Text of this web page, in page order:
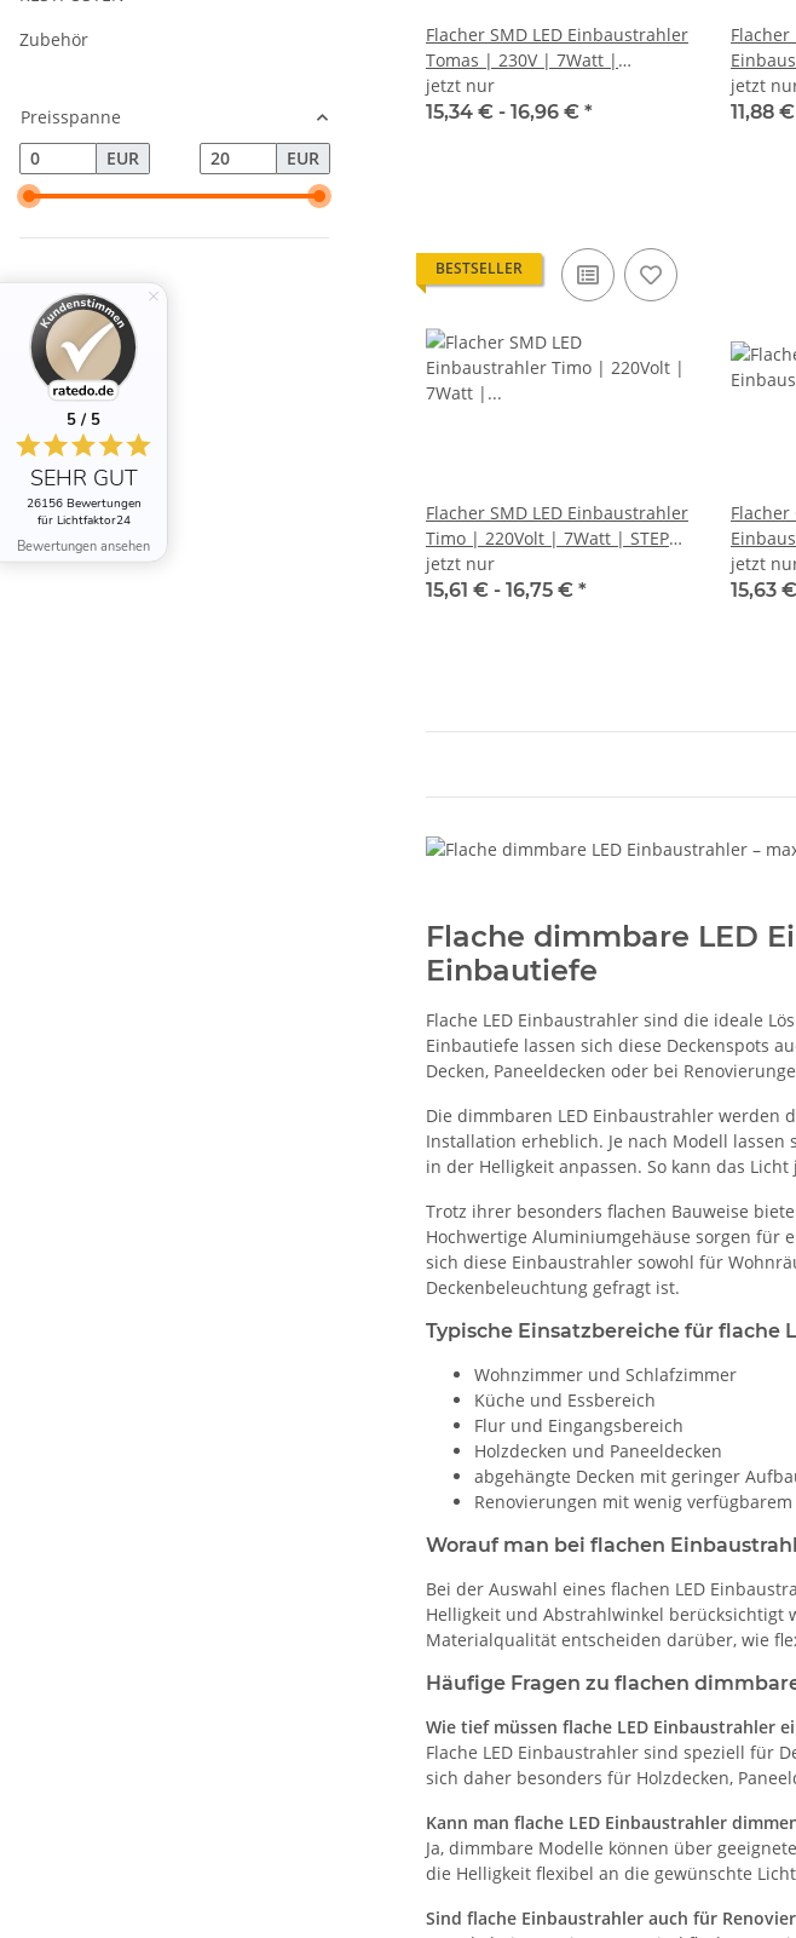
Flacher SMD LED Einbaustrahler
Tomas | 230V | 7Watt |
DIMMBAR | ET=30mm
jetzt nur
15,34 € - 16,96 € *
Flacher
5W |
jetzt
11,88
BESTSELLER
Flacher SMD LED Einbaustrahler
Timo | 220Volt | 7Watt | STEP
DIMMBAR | ET=32mm
jetzt nur
15,61 € - 16,75 € *
Flacher
5Watt -
jetzt
15,63
Flache dimmbare LED
Einbautiefe
Flache LED Einbaustrahler sind die ideale
Einbautiefe lassen sich diese Deckenspots
Decken, Paneeldecken oder bei
Die dimmbaren LED Einbaustrahler werden
Installation erheblich. Je nach Modell
in der Helligkeit anpassen. So kann das
Trotz ihrer besonders flachen Bauweise
Hochwertige Aluminiumgehäuse sorgen für
sich diese Einbaustrahler sowohl für
Deckenbeleuchtung gefragt ist.
Typische Einsatzbereiche für flache
Wohnzimmer und Schlafzimmer
Küche und Essbereich
Flur und Eingangsbereich
Holzdecken und Paneeldecken
abgehängte Decken mit geringer
Renovierungen mit wenig
Worauf man bei flachen
Bei der Auswahl eines flachen LED
Helligkeit und Abstrahlwinkel berücksichtigt
Materialqualität entscheiden darüber, wie
Häufige Fragen zu flachen
Wie tief müssen flache LED Einbaustrahler
Flache LED Einbaustrahler sind speziell für
sich daher besonders für Holzdecken,
Kann man flache LED Einbaustrahler
Ja, dimmbare Modelle können über
die Helligkeit flexibel an die gewünschte
Sind flache Einbaustrahler auch für
Zubehör
Preisspanne
EUR
EUR
5 / 5
SEHR GUT
26156 Bewertungen
für Lichtfaktor24
Bewertungen ansehen